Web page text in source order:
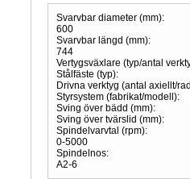
Svarvbar diameter (mm):
600
Svarvbar längd (mm):
744
Vertygsväxlare (typ/antal
Stålfäste (typ):
Drivna verktyg (antal axiellt/
Styrsystem (fabrikat/modell):
Sving över bädd (mm):
Sving över tvärslid (mm):
Spindelvarvtal (rpm):
0-5000
Spindelnos:
A2-6